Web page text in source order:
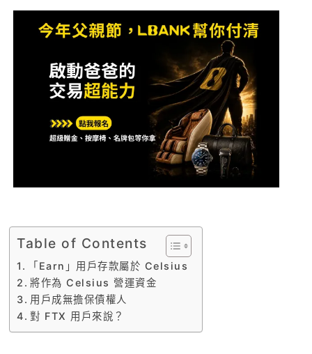
Table of Contents
「Earn」用戶存款屬於 Celsius
將作為 Celsius 營運資金
用戶成無擔保債權人
對 FTX 用戶來說？